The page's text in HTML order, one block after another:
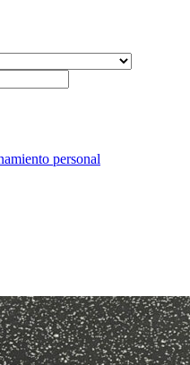
personal